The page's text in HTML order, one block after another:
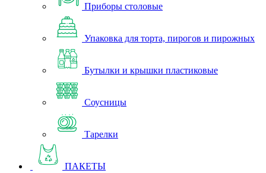
Приборы столовые
Упаковка для торта, пирогов и пирожных
Бутылки и крышки пластиковые
Соусницы
Тарелки
ПАКЕТЫ